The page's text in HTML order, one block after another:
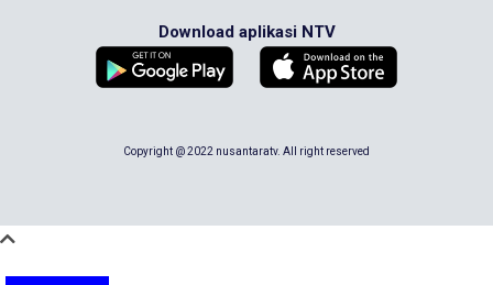
Download aplikasi NTV
Copyright @ 2022 nusantaratv. All right reserved